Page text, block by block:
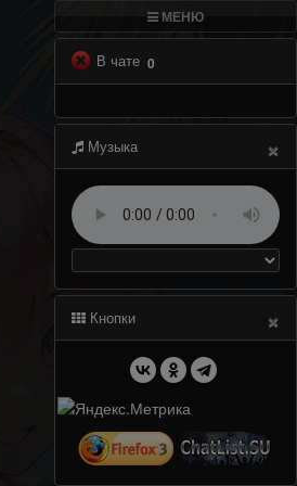
МЕНЮ
В чате 0
Музыка ×
Кнопки ×